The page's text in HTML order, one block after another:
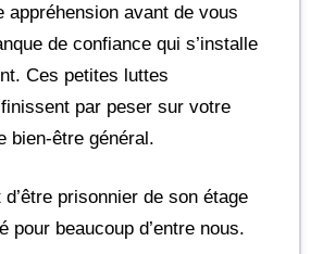
appréhension avant de vous
de confiance qui s’installe
Ces petites luttes
par peser sur votre
bien-être général.
prisonnier de son étage
pour beaucoup d’entre nous.